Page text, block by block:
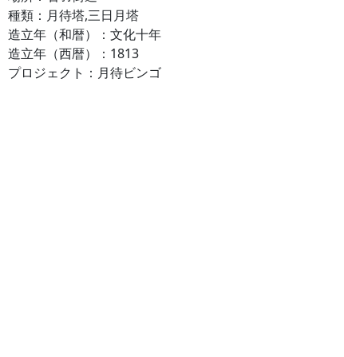
種類：月待塔,三日月塔
造立年（和暦）：文化十年
造立年（西暦）：1813
プロジェクト：月待ビンゴ